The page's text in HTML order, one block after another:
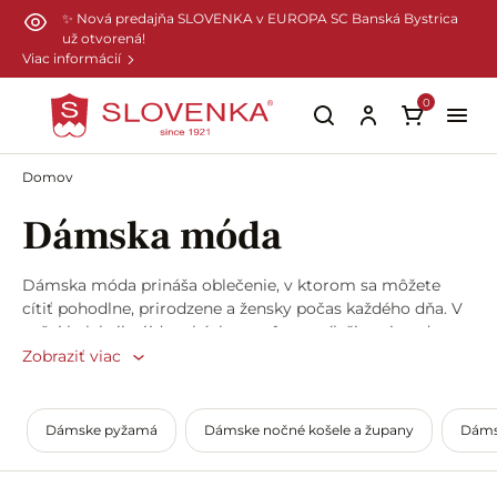
Preskočiť na hlavný obsah
✨ Nová predajňa SLOVENKA v EUROPA SC Banská Bystrica
už otvorená!
Viac informácií
0
Domov
Dámska móda
Dámska móda prináša oblečenie, v ktorom sa môžete
cítiť pohodlne, prirodzene a žensky počas každého dňa. V
našej kolekcii nájdete kúsky na rôzne príležitosti – od
spodnej bielizne a nočného oblečenia až po tričká, tuniky,
kvalitné materiály a poctivé spracovanie. Oblečenie
vyrábame najmä z bavlny a ďalších prírodných materiálov,
ktoré sú príjemné na dotyk, priedušné a dobre sa
Zobraziť viac
Dámske pyžamá Dámske nočné košele a župany